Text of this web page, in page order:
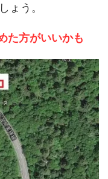
ょう。
た方がいいかも